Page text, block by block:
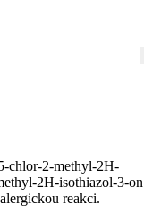
chlor-2-methyl-2H-
2H-isothiazol-3-on
reakci.